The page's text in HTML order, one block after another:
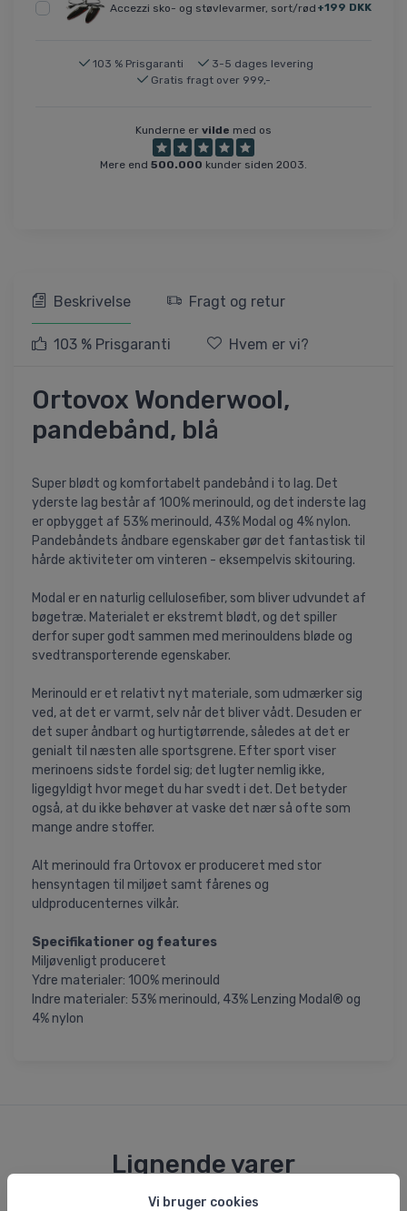
Vi bruger cookies
Accezzi sko- og støvlevarmer, sort/rød +199 DKK
103 % Prisgaranti
3-5 dages levering
Gratis fragt over 999,-
Kunderne er vilde med os
Mere end 500.000 kunder siden 2003.
Beskrivelse Fragt og retur
103 % Prisgaranti Hvem er vi?
Ortovox Wonderwool,
pandebånd, blå
Super blødt og komfortabelt pandebånd i to lag. Det
yderste lag består af 100% merinould, og det inderste lag
er opbygget af 53% merinould, 43% Modal og 4% nylon.
Pandebåndets åndbare egenskaber gør det fantastisk til
hårde aktiviteter om vinteren - eksempelvis skitouring.
Modal er en naturlig cellulosefiber, som bliver udvundet af
bøgetræ. Materialet er ekstremt blødt, og det spiller
derfor super godt sammen med merinouldens bløde og
svedtransporterende egenskaber.
Merinould er et relativt nyt materiale, som udmærker sig
ved, at det er varmt, selv når det bliver vådt. Desuden er
det super åndbart og hurtigtørrende, således at det er
genialt til næsten alle sportsgrene. Efter sport viser
merinoens sidste fordel sig; det lugter nemlig ikke,
ligegyldigt hvor meget du har svedt i det. Det betyder
også, at du ikke behøver at vaske det nær så ofte som
mange andre stoffer.
Alt merinould fra Ortovox er produceret med stor
hensyntagen til miljøet samt fårenes og
uldproducenternes vilkår.
Specifikationer og features
Miljøvenligt produceret
Ydre materialer: 100% merinould
Indre materialer: 53% merinould, 43% Lenzing Modal® og
4% nylon
Lignende varer